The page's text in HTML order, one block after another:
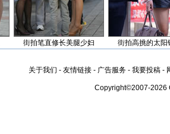
街拍笔直修长美腿少妇 街拍高挑的太阳
关于我们 - 友情链接 - 广告服务 - 我要投稿 -
Copyright©2007-2026